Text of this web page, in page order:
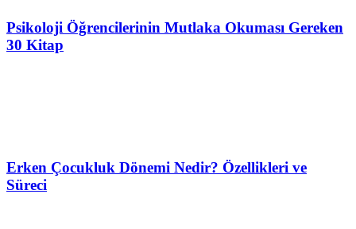
Psikoloji Öğrencilerinin Mutlaka Okuması Gereken
30 Kitap
Erken Çocukluk Dönemi Nedir? Özellikleri ve
Süreci